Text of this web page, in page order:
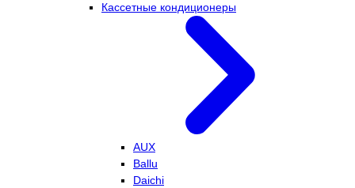
Кассетные кондиционеры
AUX
Ballu
Daichi